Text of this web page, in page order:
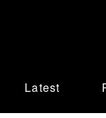
Latest